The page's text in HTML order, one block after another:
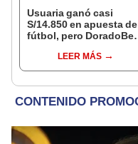
Usuaria ganó casi
S/14.850 en apuesta de
fútbol, pero DoradoBet
Indecopi multó a la
empresa con más de S/
LEER MÁS